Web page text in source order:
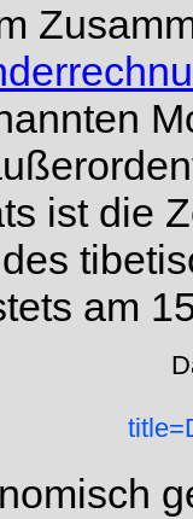
ist die
am